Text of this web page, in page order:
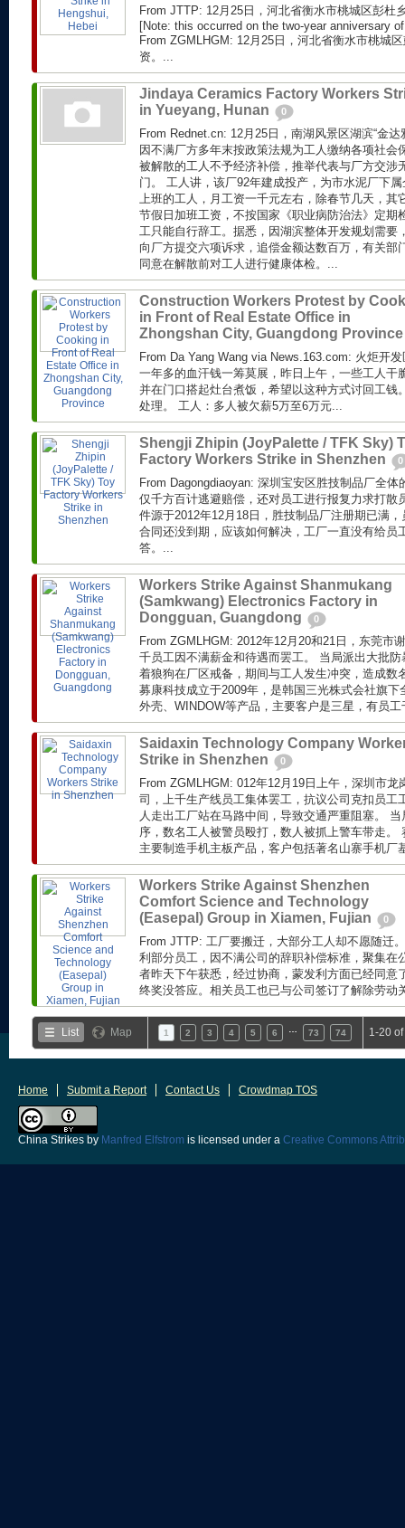
From JTTP: 12月25日，河北省衡水市桃城区彭杜
[Note: this occurred on the two-year anniversary
From ZGMLHGM: 12月25日，河北省衡水市桃城
资。...
Jindaya Ceramics Factory Workers
in Yueyang, Hunan
0
From Rednet.cn: 12月25日，南湖风景区湖滨“金
因不满厂方多年末按政策法规为工人缴纳各项社会
被解散的工人不予经济补偿，推举代表与厂方交涉
门。 工人讲，该厂92年建成投产，为市水泥厂下
上班的工人，月工资一千元左右，除春节几天，其
节假日加班工资，不按国家《职业病防治法》定期
工只能自行辞工。据悉，因湖滨整体开发规划需要
向厂方提交六项诉求，追偿金额达数百万，有关部
同意在解散前对工人进行健康体检。...
Construction Workers Protest by
in Front of Real Estate Office in
Zhongshan City, Guangdong
From Da Yang Wang via News.163.com: 火炬开
一年多的血汗钱一筹莫展，昨日上午，一些工人干
并在门口搭起灶台煮饭，希望以这种方式讨回工钱
处理。 工人：多人被欠薪5万至6万元...
Shengji Zhipin (JoyPalette / TFK Sky)
Factory Workers Strike in Shenzhen
0
From Dagongdiaoyan: 深圳宝安区胜技制品厂全
仅千方百计逃避赔偿，还对员工进行报复力求打散
件源于2012年12月18日，胜技制品厂注册期已满，
合同还没到期，应该如何解决，工厂一直没有给员
答。...
Workers Strike Against Shanmukang
(Samkwang) Electronics Factory in
Dongguan, Guangdong
0
From ZGMLHGM: 2012年12月20和21日，东莞市
千员工因不满薪金和待遇而罢工。 当局派出大批
着狼狗在厂区戒备，期间与工人发生冲突，造成数
募康科技成立于2009年，是韩国三光株式会社旗
外壳、WINDOW等产品，主要客户是三星，有员工
Saidaxin Technology Company
Strike in Shenzhen
0
From ZGMLHGM: 012年12月19日上午，深圳市龙
司，上千生产线员工集体罢工，抗议公司克扣员工
人走出工厂站在马路中间，导致交通严重阻塞。
序，数名工人被警员殴打，数人被抓上警车带走。
主要制造手机主板产品，客户包括著名山寨手机厂
Workers Strike Against Shenzhen
Comfort Science and Technology
(Easepal) Group in Xiamen, Fujian
0
From JTTP: 工厂要搬迁，大部分工人却不愿随迁
利部分员工，因不满公司的辞职补偿标准，聚集在
者昨天下午获悉，经过协商，蒙发利方面已经同意
终奖没答应。相关员工也已与公司签订了解除劳动
List Map 1 2 3 4 5 6 73 74 1-20
Home Submit a Report Contact Us Crowdmap TOS
China Strikes by Manfred Elfstrom is licensed under a Creative Commons